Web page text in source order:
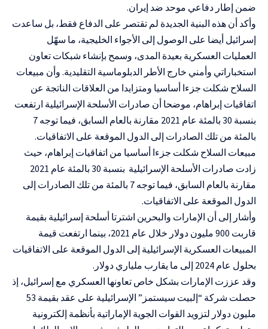
ضمن إطار دفاعي موحد ضد إيران.
وأكد أن هذه البنية الجديدة لم تقتصر على الدفاع فقط، بل ساعدت
إسرائيل أيضا على الوصول إلى الأجواء الخليجية، ما سهّل
العمليات العسكرية بعيدة المدى، وسمح بإنشاء شبكات تعاون
استخباراتي وأمني خارج الأطر الدبلوماسية التقليدية. وأن مبيعات
السلاح شكلت جزءا أساسيا ومتزايدا من العلاقات الناتجة عن
اتفاقيات إبراهام، موضحا أن صادرات الأسلحة الإسرائيلية ارتفعت
بنسبة 30 بالمئة عام 2021 مقارنة بالعام السابق، فيما توجه 7
بالمئة من تلك الصادرات إلى الدول الموقعة على الاتفاقيات.
مبيعات السلاح شكلت جزءا أساسيا من اتفاقيات إبراهام، حيث
زادت صادرات الأسلحة الإسرائيلية بنسبة 30 بالمئة عام 2021
مقارنة بالعام السابق، فيما توجه 7 بالمئة من تلك الصادرات إلى
الدول الموقعة على الاتفاقيات.
وأشار إلى أن الإمارات والبحرين اشترتا أسلحة إسرائيلية بقيمة
قاربت 900 مليون دولار خلال عام 2021، بينما ارتفعت قيمة
المبيعات العسكرية الإسرائيلية إلى الدول الموقعة على الاتفاقيات
بحلول عام 2024 إلى ما يقارب ملياري دولار.
وقد عززت الإمارات بشكل خاص تعاونها العسكري مع إسرائيل، إذ
حصلت شركة “إلبيت سيستمز” الإسرائيلية على عقد بقيمة 53
مليون دولار لتزويد القوات الجوية الإماراتية بأنظمة إلكترونية